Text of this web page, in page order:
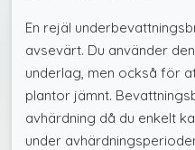
En rejäl
avsevärt. Du använder
underlag, men också för
plantor jämnt.
avhärdning då du enkelt
under